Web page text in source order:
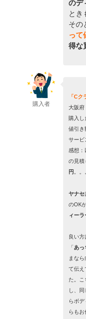
のデ
とき
その
って
得な
購入者
「C
大阪
購入し
値引き
サービ
感想：
の見積
円
ヤナセ
のOK
ィーラ
良い方
「 あっ
まな
て伝え
た。
し、同
らボデ
らもお